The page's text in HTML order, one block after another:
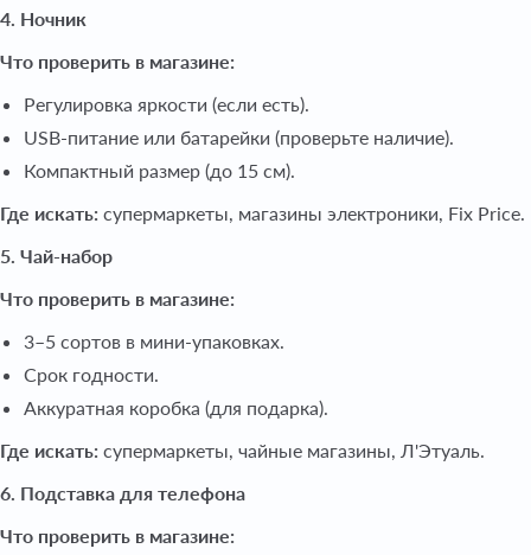
4. Ночник
Что проверить в магазине:
Регулировка яркости (если есть).
USB-питание или батарейки (проверьте наличие).
Компактный размер (до 15 см).
Где искать: супермаркеты, магазины электроники, Fix Price.
5. Чай-набор
Что проверить в магазине:
3–5 сортов в мини-упаковках.
Срок годности.
Аккуратная коробка (для подарка).
Где искать: супермаркеты, чайные магазины, Л'Этуаль.
6. Подставка для телефона
Что проверить в магазине: